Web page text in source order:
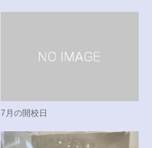
7月の開校日